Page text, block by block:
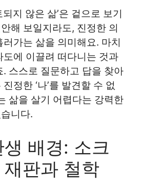
지 않은 삶’은 겉으로 보기
해 보일지라도, 진정한 의
가는 삶을 의미해요. 마치
도에 이끌려 떠다니는 것과
. 스스로 질문하고 답을 찾아
정한 ‘나’를 발견할 수 없
삶을 살기 어렵다는 강력한
니다.
배경: 소크
판과 철학